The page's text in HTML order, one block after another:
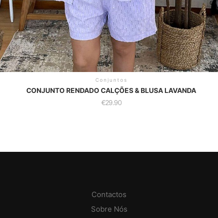
Conjuntos
CONJUNTO RENDADO CALÇÕES & BLUSA LAVANDA
€29.90
Contactos
Sobre Nós